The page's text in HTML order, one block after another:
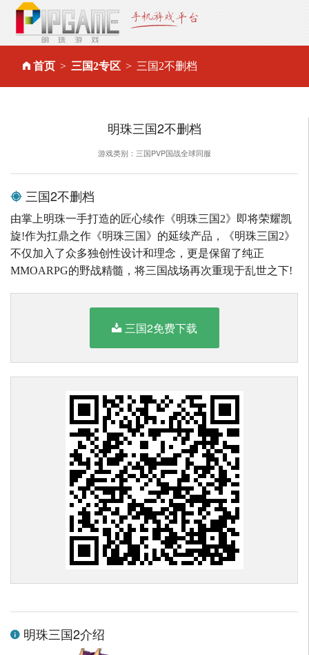
首页 三国2专区 三国2不删档
明珠三国2不删档
游戏类别：三国PVP国战全球同服
三国2不删档
由掌上明珠一手打造的匠心续作《明珠三国2》即将荣耀凯
旋!作为扛鼎之作《明珠三国》的延续产品，《明珠三国2》
不仅加入了众多独创性设计和理念，更是保留了纯正
MMOARPG的野战精髓，将三国战场再次重现于乱世之下!
三国2免费下载
明珠三国2介绍